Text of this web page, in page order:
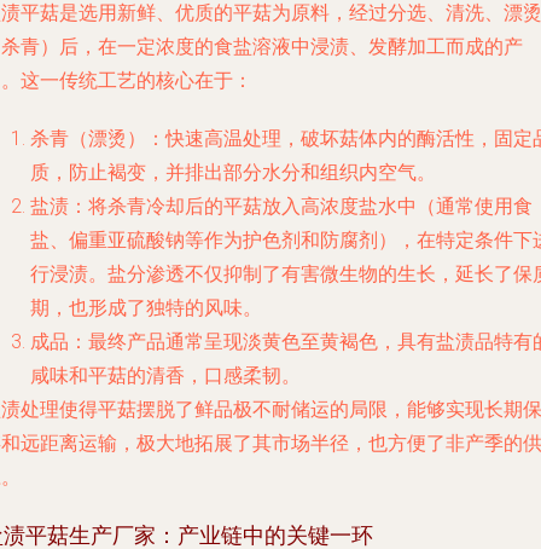
平菇是选用新鲜、优质的平菇为原料，经过分选、清洗、漂烫
青）后，在一定浓度的食盐溶液中浸渍、发酵加工而成的产
这一传统工艺的核心在于：
杀青（漂烫）
：快速高温处理，破坏菇体内的酶活性，固定
质，防止褐变，并排出部分水分和组织内空气。
盐渍 ：将杀青冷却后的平菇放入高浓度盐水中（通常使用食
盐、偏重亚硫酸钠等作为护色剂和防腐剂），在特定条件下
行浸渍。盐分渗透不仅抑制了有害微生物的生长，延长了保
期，也形成了独特的风味。
成品 ：最终产品通常呈现淡黄色至黄褐色，具有盐渍品特有
咸味和平菇的清香，口感柔韧。
处理使得平菇摆脱了鲜品极不耐储运的局限，能够实现长期保
远距离运输，极大地拓展了其市场半径，也方便了非产季的供
平菇生产厂家：产业链中的关键一环